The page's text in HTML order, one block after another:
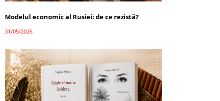
Modelul economic al Rusiei: de ce rezistă?
31/05/2026